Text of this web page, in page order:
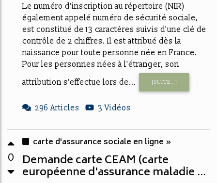
Le numéro d'inscription au répertoire (NIR)
également appelé numéro de sécurité sociale,
est constitué de 13 caractères suivis d'une clé de
contrôle de 2 chiffres. Il est attribué dès la
naissance pour toute personne née en France.
Pour les personnes nées à l'étranger, son
attribution s'effectue lors de...
[SUITE...]
296 Articles 3 Vidéos
0
carte d'assurance sociale en ligne »
Demande carte CEAM (carte
européenne d'assurance maladie ...